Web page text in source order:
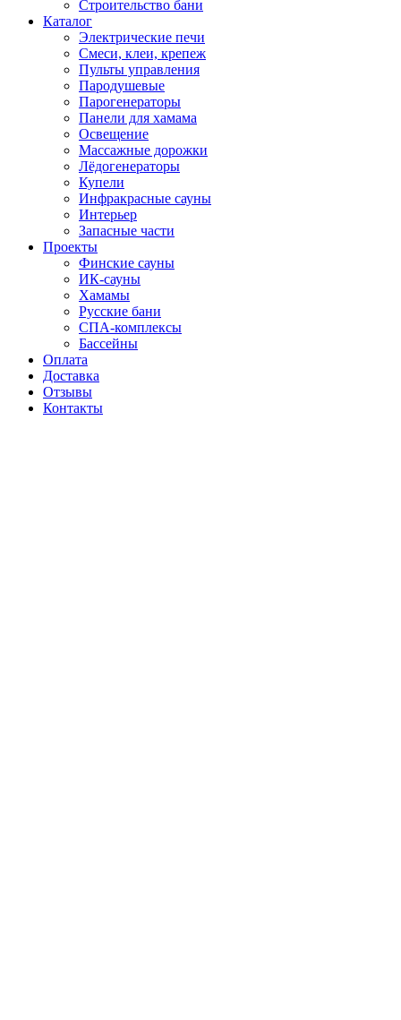
Строительство бани
Каталог
Электрические печи
Смеси, клеи, крепеж
Пульты управления
Пародушевые
Парогенераторы
Панели для хамама
Освещение
Массажные дорожки
Лёдогенераторы
Купели
Инфракрасные сауны
Интерьер
Запасные части
Проекты
Финские сауны
ИК-сауны
Хамамы
Русские бани
СПА-комплексы
Бассейны
Оплата
Доставка
Отзывы
Контакты